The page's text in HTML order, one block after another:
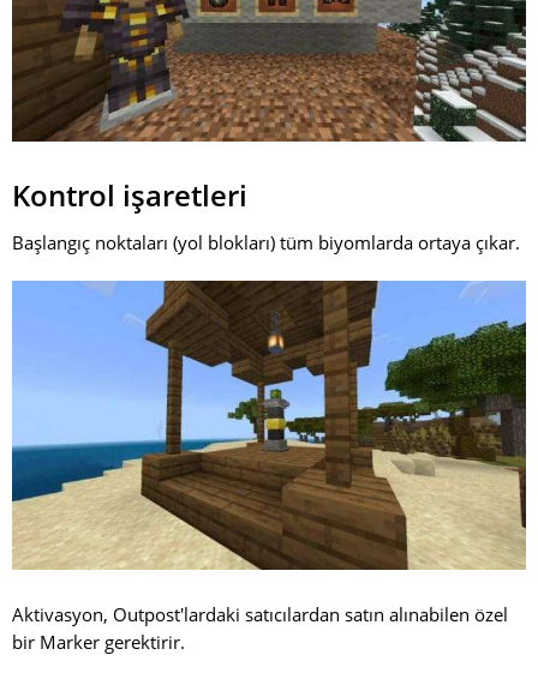
Kontrol işaretleri
Başlangıç noktaları (yol blokları) tüm biyomlarda ortaya çıkar.
Aktivasyon, Outpost'lardaki satıcılardan satın alınabilen özel
bir Marker gerektirir.